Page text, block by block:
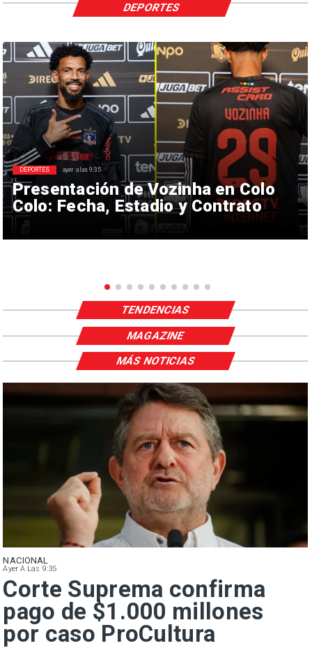
Presentación de Vozinha en Colo
Colo: Fecha, Estadio y Contrato
DEPORTES ayer a las 9:35
DEPORTES
TENDENCIAS
MAGAZINE
NACIONAL
Ayer A Las 9:35
Corte Suprema confirma
pago de $1.000 millones
por caso ProCultura
MÁS NOTICIAS